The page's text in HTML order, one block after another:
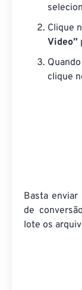
Clique
Video”
clique
Basta
de
lote os